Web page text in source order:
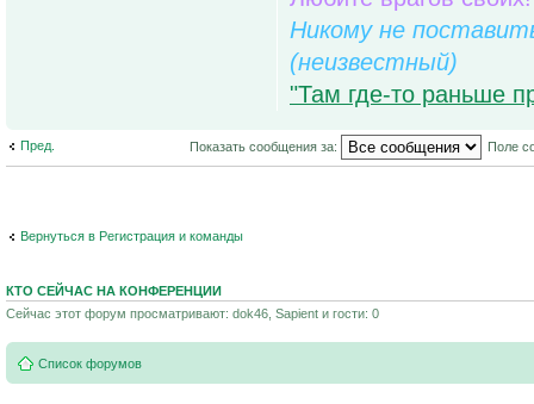
Никому не
(неизвестный)
"Там где-то раньше
Пред. Показать сообщения за: Поле
Вернуться в Регистрация и команды
КТО СЕЙЧАС НА КОНФЕРЕНЦИИ
Сейчас этот форум просматривают: dok46, Sapient и гости: 0
Список форумов